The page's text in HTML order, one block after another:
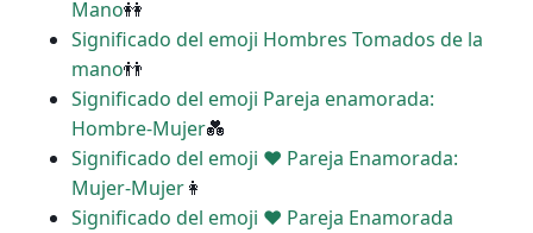
Mano👭
Significado del emoji Hombres Tomados de la
mano👬
Significado del emoji Pareja enamorada:
Hombre-Mujer💑
Significado del emoji ‍❤️‍ Pareja Enamorada:
Mujer-Mujer👩
Significado del emoji ‍❤️‍ Pareja Enamorada